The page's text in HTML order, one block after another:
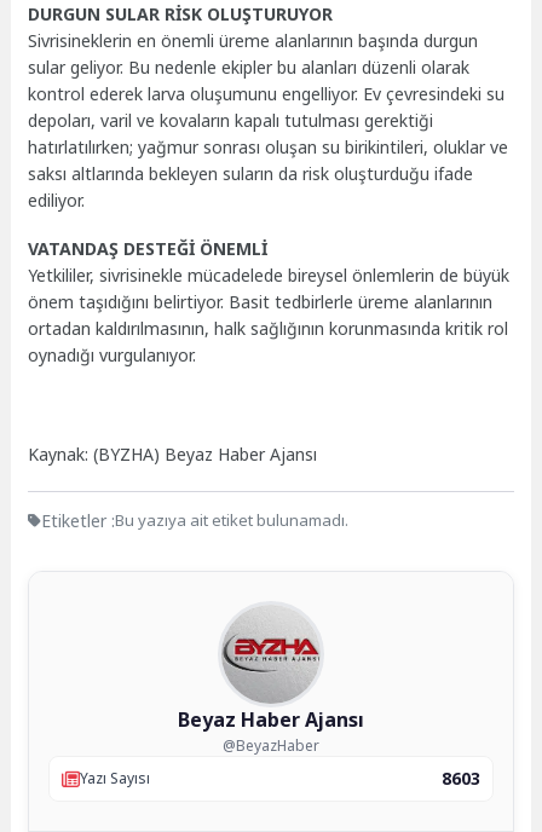
DURGUN SULAR RİSK OLUŞTURUYOR
Sivrisineklerin en önemli üreme alanlarının başında durgun
sular geliyor. Bu nedenle ekipler bu alanları düzenli olarak
kontrol ederek larva oluşumunu engelliyor. Ev çevresindeki su
depoları, varil ve kovaların kapalı tutulması gerektiği
hatırlatılırken; yağmur sonrası oluşan su birikintileri, oluklar ve
saksı altlarında bekleyen suların da risk oluşturduğu ifade
ediliyor.
VATANDAŞ DESTEĞİ ÖNEMLİ
Yetkililer, sivrisinekle mücadelede bireysel önlemlerin de büyük
önem taşıdığını belirtiyor. Basit tedbirlerle üreme alanlarının
ortadan kaldırılmasının, halk sağlığının korunmasında kritik rol
oynadığı vurgulanıyor.
Kaynak: (BYZHA) Beyaz Haber Ajansı
Etiketler :Bu yazıya ait etiket bulunamadı.
Beyaz Haber Ajansı
@BeyazHaber
Yazı Sayısı
8603